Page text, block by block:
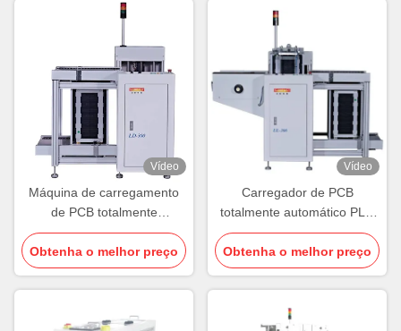
Vídeo
Máquina de carregamento
de PCB totalmente
automática 0,3 kW 0,5 kW
SMT AC220V
Obtenha o melhor preço
Vídeo
Carregador de PCB
totalmente automático PLC
Carregador de revista de
PCB
Obtenha o melhor preço